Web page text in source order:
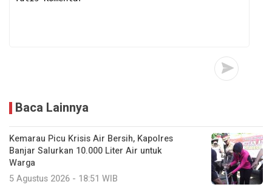
Baca Lainnya
Kemarau Picu Krisis Air Bersih, Kapolres
Banjar Salurkan 10.000 Liter Air untuk
Warga
5 Agustus 2026 - 18:51 WIB